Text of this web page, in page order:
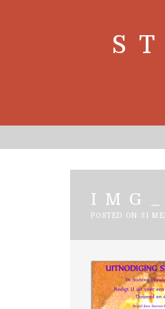
POSTED ON 31